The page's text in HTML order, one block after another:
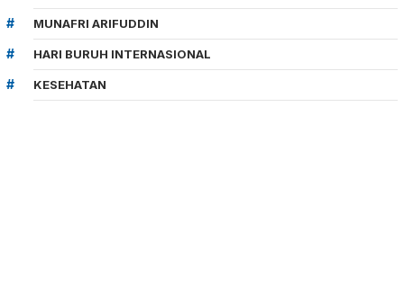
MUNAFRI ARIFUDDIN
HARI BURUH INTERNASIONAL
KESEHATAN